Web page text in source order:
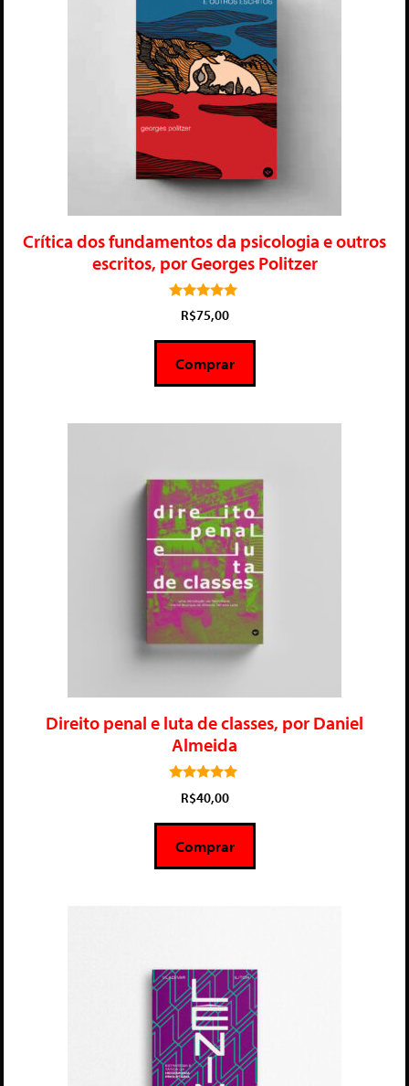
Crítica dos fundamentos da psicologia e outros
escritos, por Georges Politzer
5.00
de 5
R$75,00
Comprar
Direito penal e luta de classes, por Daniel
Almeida
5.00
de 5
R$40,00
Comprar